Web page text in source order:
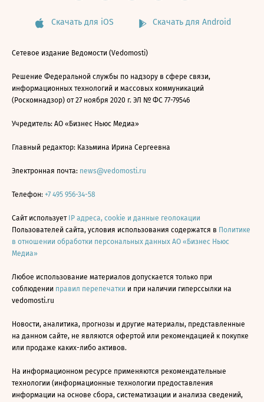
Скачать для iOS Скачать для Android
Сетевое издание Ведомости (Vedomosti)
Решение Федеральной службы по надзору в сфере связи,
информационных технологий и массовых коммуникаций
(Роскомнадзор) от 27 ноября 2020 г. ЭЛ № ФС 77-79546
Учредитель: АО «Бизнес Ньюс Медиа»
Главный редактор: Казьмина Ирина Сергеевна
Электронная почта: news@vedomosti.ru
Телефон: +7 495 956-34-58
Сайт использует IP адреса, cookie и данные геолокации
Пользователей сайта, условия использования содержатся в Политике
в отношении обработки персональных данных АО «Бизнес Ньюс
Медиа»
Любое использование материалов допускается только при
соблюдении правил перепечатки и при наличии гиперссылки на
vedomosti.ru
Новости, аналитика, прогнозы и другие материалы, представленные
на данном сайте, не являются офертой или рекомендацией к покупке
или продаже каких-либо активов.
На информационном ресурсе применяются рекомендательные
технологии (информационные технологии предоставления
информации на основе сбора, систематизации и анализа сведений,